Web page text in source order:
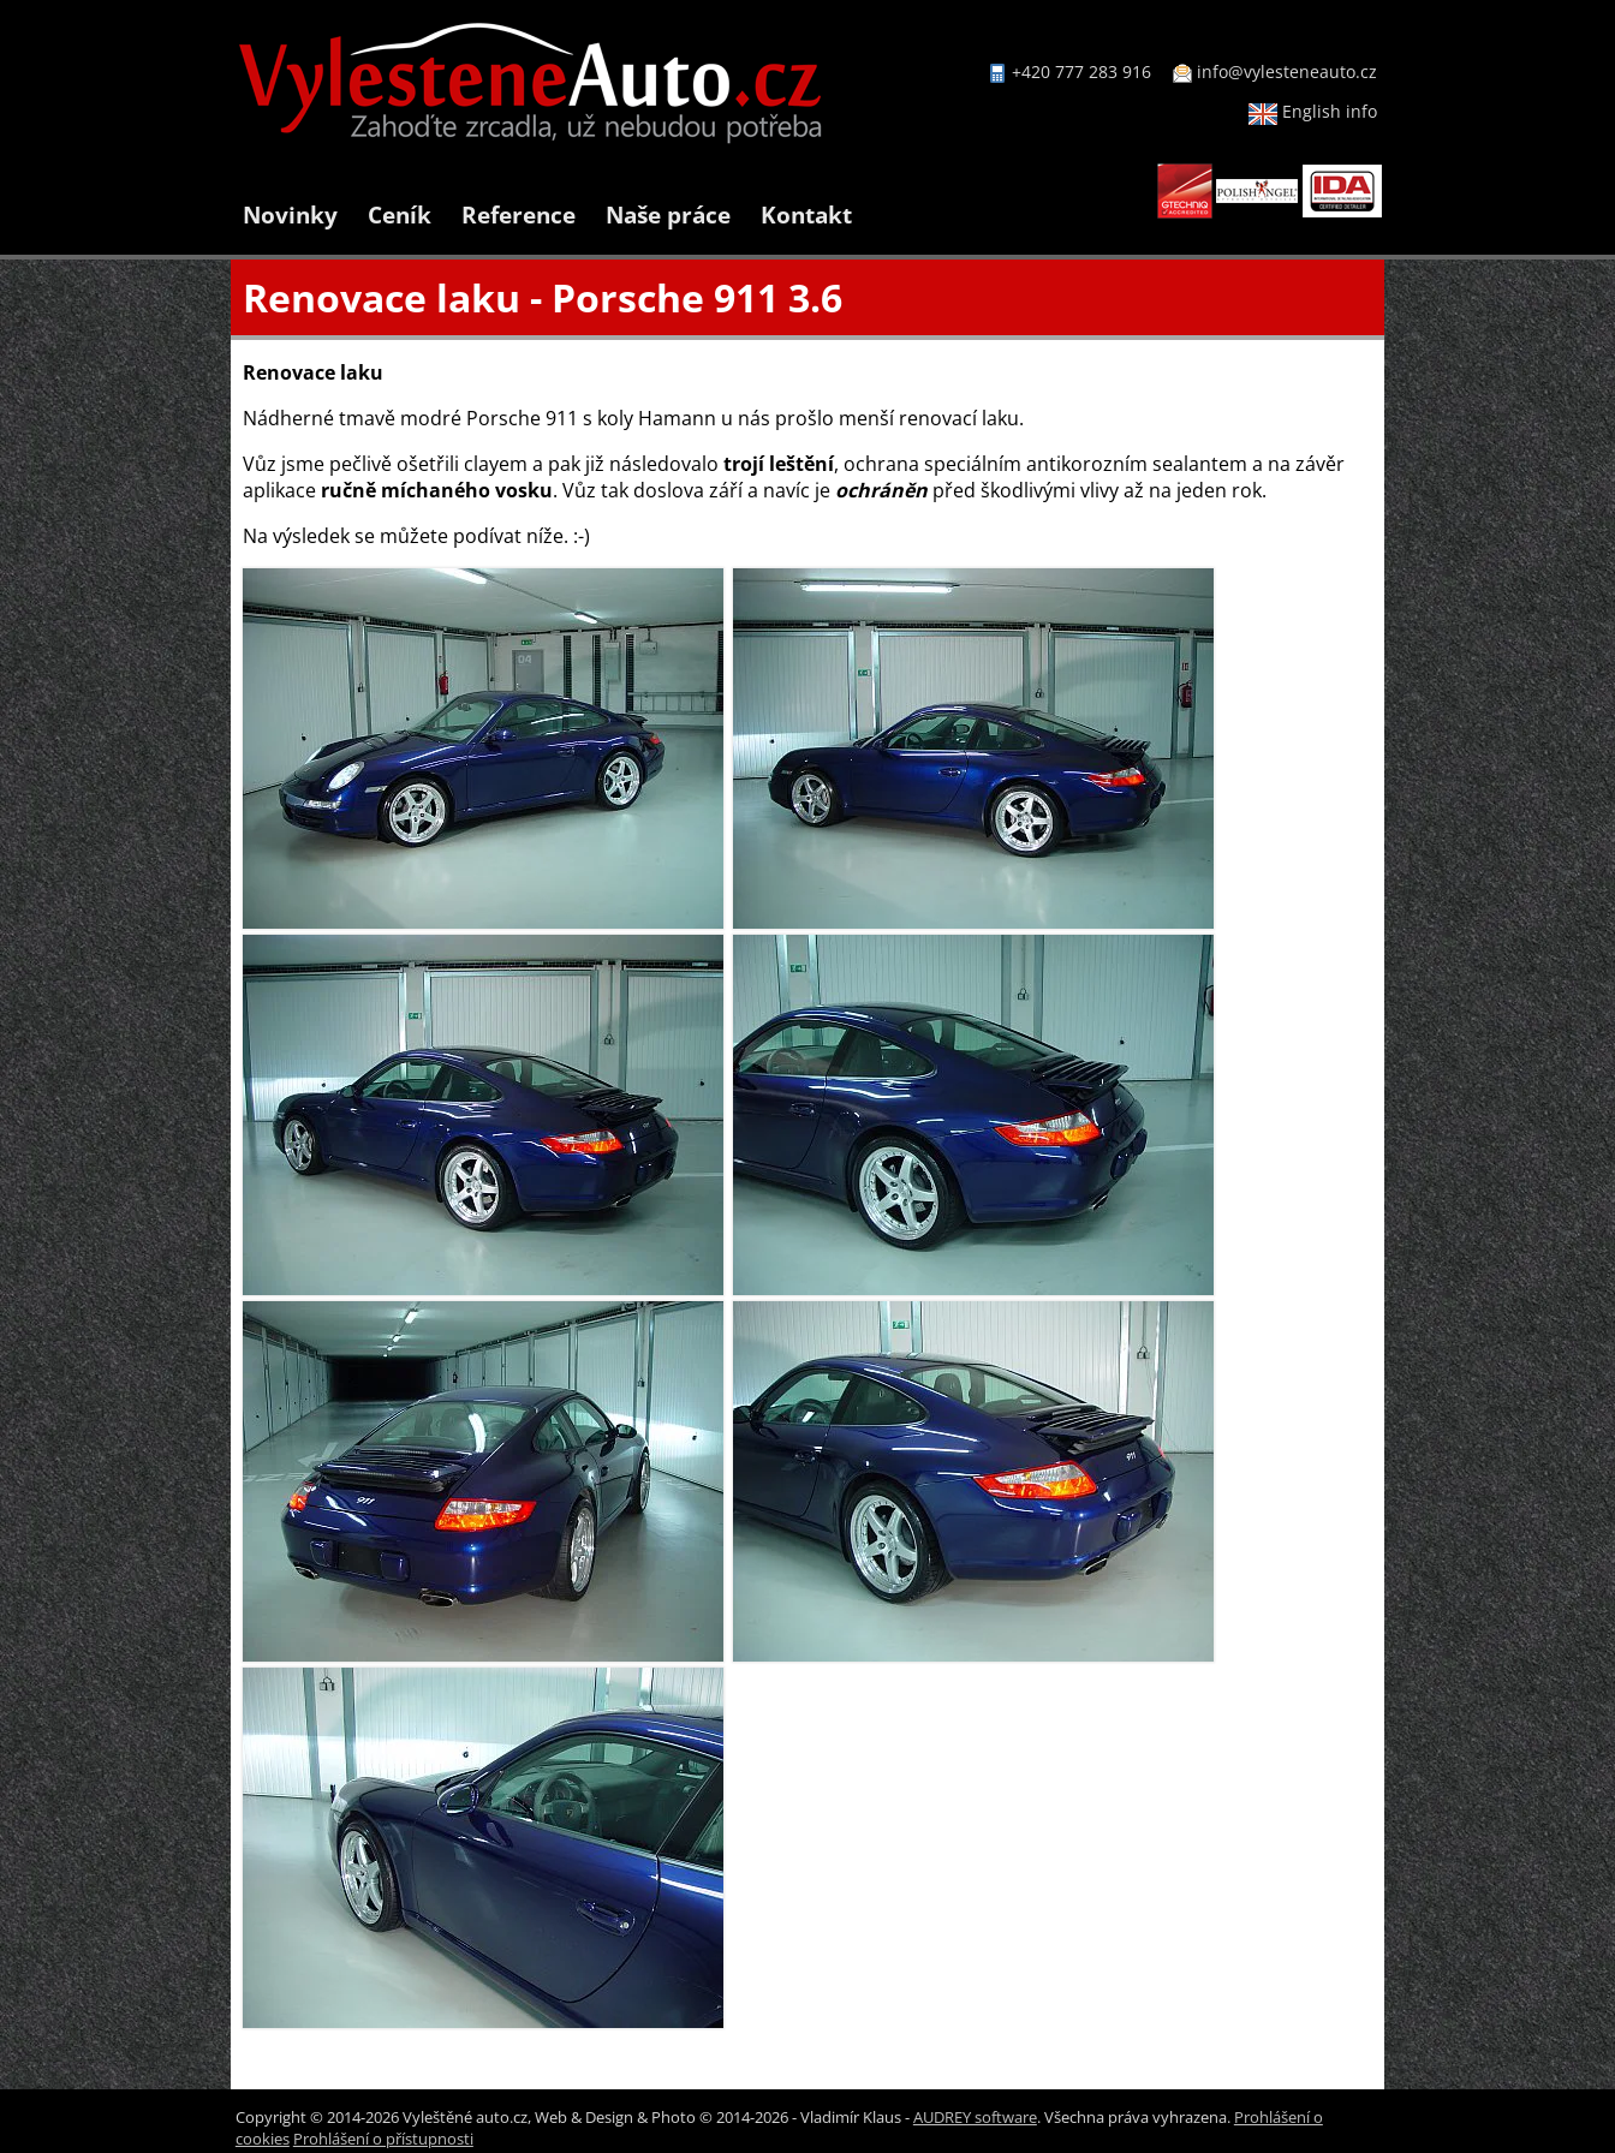
+420 777 283 916
info@vylesteneauto.cz
English info
Novinky Ceník Reference Naše práce Kontakt
Renovace laku - Porsche 911 3.6
Renovace laku
Nádherné tmavě modré Porsche 911 s koly Hamann u nás prošlo menší renovací laku.
Vůz jsme pečlivě ošetřili clayem a pak již následovalo trojí leštění, ochrana speciálním antikorozním sealantem a na závěr
aplikace ručně míchaného vosku. Vůz tak doslova září a navíc je ochráněn před škodlivými vlivy až na jeden rok.
Na výsledek se můžete podívat níže. :-)
Copyright © 2014-2026 Vyleštěné auto.cz, Web & Design & Photo © 2014-2026 - Vladimír Klaus -AUDREY software. Všechna práva vyhrazena. Prohlášení o
cookies Prohlášení o přístupnosti